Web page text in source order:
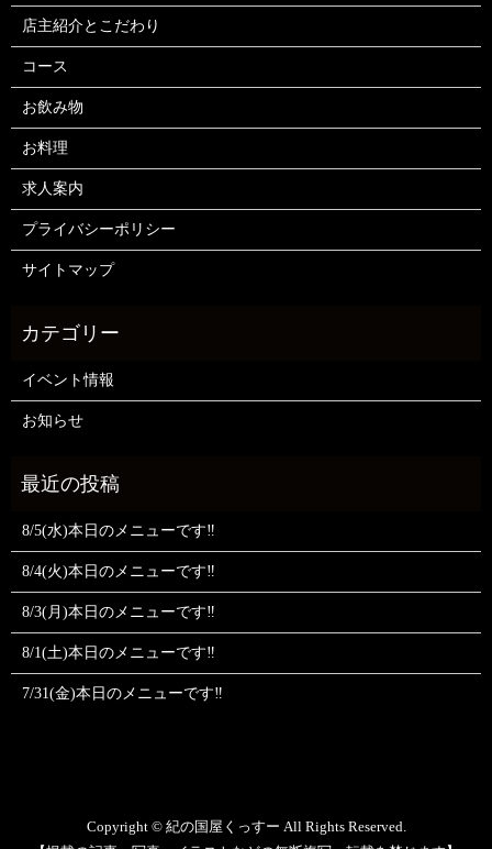
店主紹介とこだわり
コース
お飲み物
お料理
求人案内
プライバシーポリシー
サイトマップ
イベント情報
お知らせ
8/5(水)本日のメニューです‼️
8/4(火)本日のメニューです‼️
8/3(月)本日のメニューです‼️
8/1(土)本日のメニューです‼️
7/31(金)本日のメニューです‼️
Copyright © 紀の国屋くっすー All Rights Reserved.